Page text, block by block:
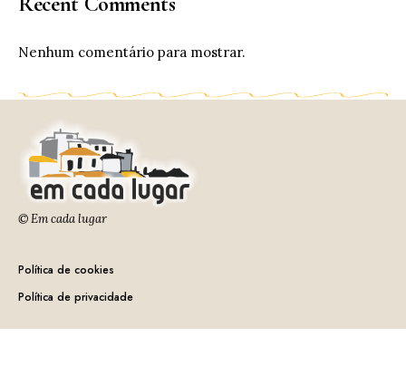
Nenhum comentário para mostrar.
© Em cada lugar
Política de cookies
Política de privacidade